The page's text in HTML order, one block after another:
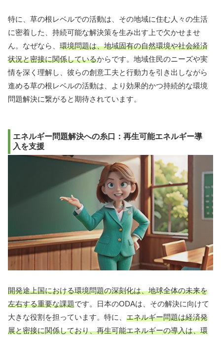
特に、草の根レベルでの活動は、その地域に住む人々の生活
に密着した、持続可能な解決策を生み出す上で欠かせませ
ん。なぜなら、 環境問題は、地域固有の自然環境や社会経済
状況と密接に関係しているからです。地域住民のニーズや実
情を深く理解し、彼らの創意工夫と行動力を引き出しながら
進める草の根レベルの活動は、より効果的かつ持続的な環境
問題解決に繋がると期待されています。
エネルギー問題解決への糸口：再生可能エネルギー導
入を支援
開発途上国における環境問題の深刻化は、地球全体の未来を
左右する重要な課題です。日本のODAは、その解決に向けて
大きな役割を担っています。特に、 エネルギー問題は経済発
展と密接に関係しており、再生可能エネルギーの導入は、環